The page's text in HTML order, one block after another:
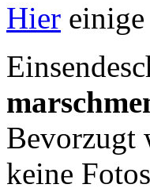
Hier
Bevorzugt
keine